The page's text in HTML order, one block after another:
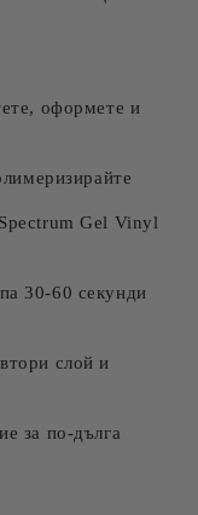
оформете и
Gel Vinyl
30-60 секунди
слой и
за по-дълга